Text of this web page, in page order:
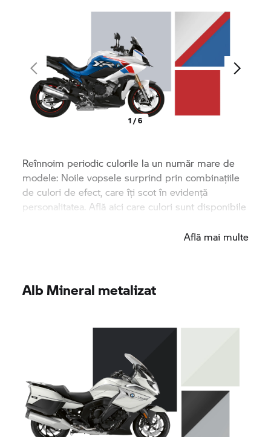
1 / 6
Reînnoim periodic culorile la un număr mare de
modele: Noile vopsele surprind prin combinațiile
de culori de efect, care îți scot în evidență
personalitatea. Află aici care culori sunt disponibile
Află mai multe
Alb Mineral metalizat